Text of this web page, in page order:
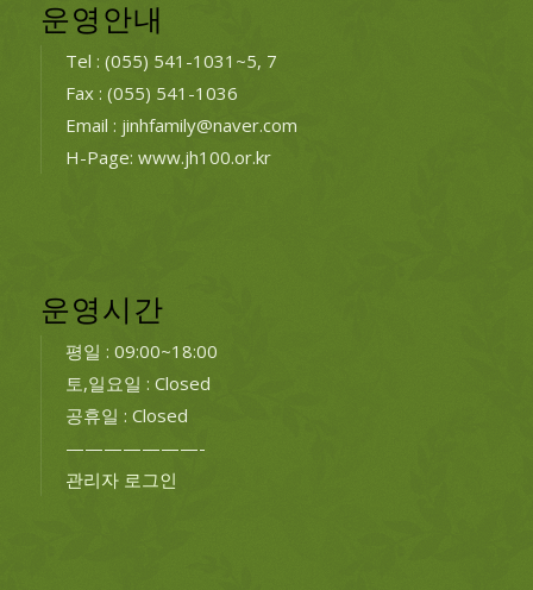
운영안내
Tel : (055) 541-1031~5, 7
Fax : (055) 541-1036
Email : jinhfamily@naver.com
H-Page: www.jh100.or.kr
운영시간
평일 : 09:00~18:00
토,일요일 : Closed
공휴일 : Closed
———————-
관리자 로그인